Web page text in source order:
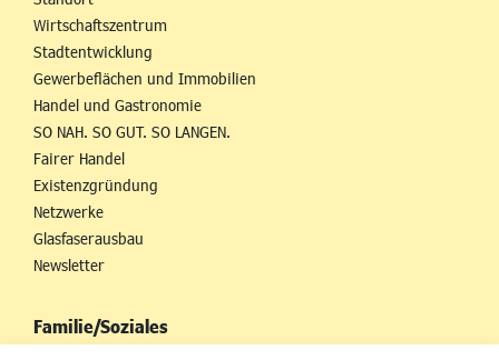
Wirtschaftszentrum
Stadtentwicklung
Gewerbeflächen und Immobilien
Handel und Gastronomie
SO NAH. SO GUT. SO LANGEN.
Fairer Handel
Existenzgründung
Netzwerke
Glasfaserausbau
Newsletter
Familie/Soziales